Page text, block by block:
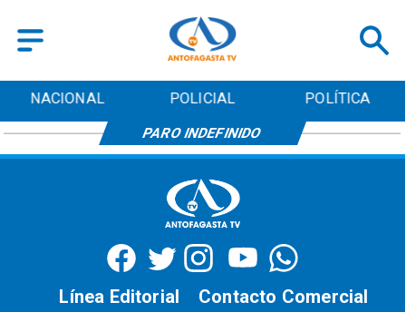
NACIONAL POLICIAL POLÍTICA
PARO INDEFINIDO
Contacto Comercial
Línea Editorial